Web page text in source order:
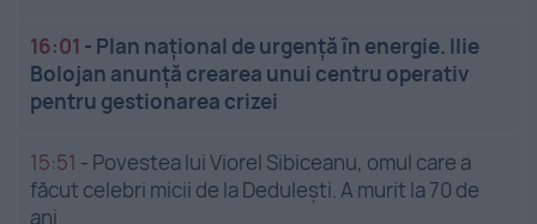
16:01 - Plan național de urgență în energie. Ilie
Bolojan anunță crearea unui centru operativ
pentru gestionarea crizei
15:51 - Povestea lui Viorel Sibiceanu, omul care a
făcut celebri micii de la Dedulești. A murit la 70 de
ani